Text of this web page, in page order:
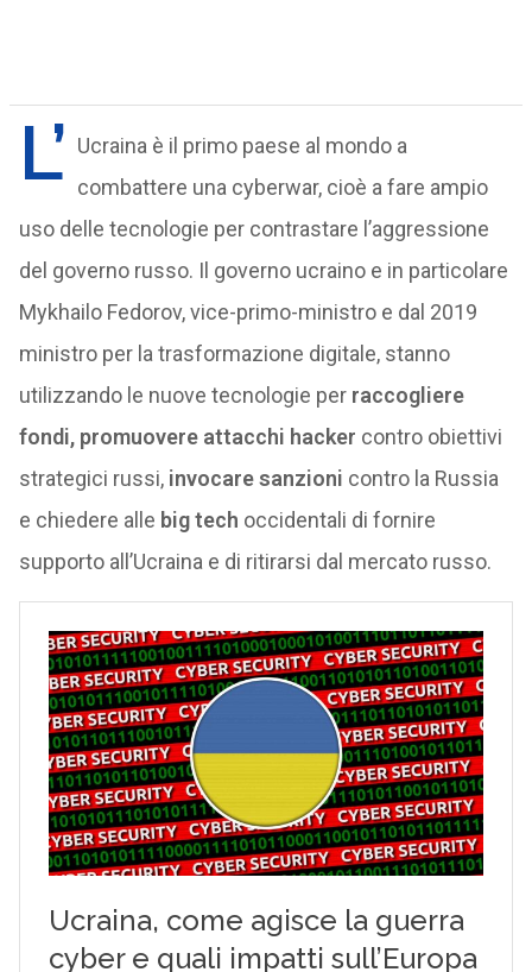
L’ Ucraina è il primo paese al mondo a
combattere una cyberwar, cioè a fare ampio
uso delle tecnologie per contrastare l’aggressione
del governo russo. Il governo ucraino e in particolare
Mykhailo Fedorov, vice-primo-ministro e dal 2019
ministro per la trasformazione digitale, stanno
utilizzando le nuove tecnologie per raccogliere
fondi, promuovere attacchi hacker contro obiettivi
strategici russi, invocare sanzioni contro la Russia
e chiedere alle big tech occidentali di fornire
supporto all’Ucraina e di ritirarsi dal mercato russo.